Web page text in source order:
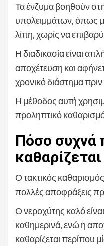
Τα ένζυμα βοηθούν
υπολειμμάτων, όπως
λίπη, χωρίς να
Η διαδικασία είναι
αποχέτευση και
χρονικό διάστημα
Η μέθοδος αυτή
προληπτικό
Πόσο συχνά
Ο τακτικός
πολλές αποφράξεις
Ο νεροχύτης καλό
καθημερινά, ενώ η
καθαρίζεται περίπου